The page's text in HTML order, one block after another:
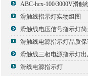
滑触线指示灯实物组图
滑触线电源指示灯品质
滑触线三相电源指示灯
滑线电源指示灯